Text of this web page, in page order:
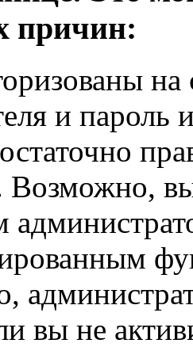
причин:
на
и пароль
Возможно,
вы не